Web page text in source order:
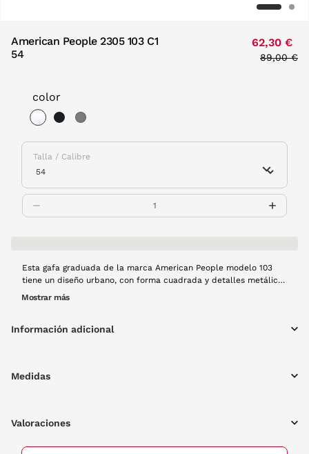
American People 2305 103 C1
54
62,30 €
Price
89,00 €
color
Talla / Calibre
Esta gafa graduada de la marca American People modelo 103
tiene un diseño urbano, con forma cuadrada y detalles metálicos
en el frente. Es de pasta en color transparente, un color de
Mostrar más
Información adicional
Medidas
Valoraciones